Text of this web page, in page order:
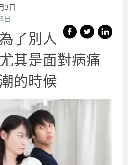
3日
日
了別人
其是面對病痛
的時候